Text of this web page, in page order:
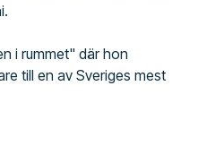
i rummet" där hon
till en av Sveriges mest